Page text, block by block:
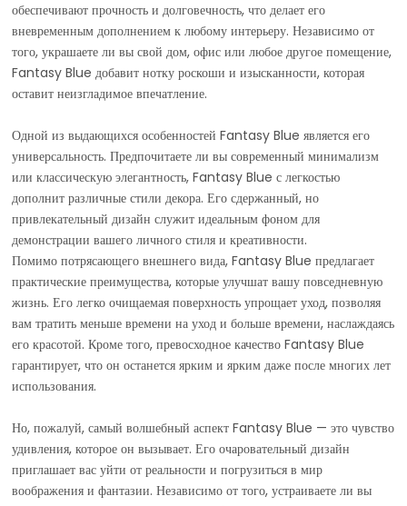
обеспечивают прочность и долговечность, что делает его
вневременным дополнением к любому интерьеру. Независимо от
того, украшаете ли вы свой дом, офис или любое другое помещение,
Fantasy Blue добавит нотку роскоши и изысканности, которая
оставит неизгладимое впечатление.
Одной из выдающихся особенностей Fantasy Blue является его
универсальность. Предпочитаете ли вы современный минимализм
или классическую элегантность, Fantasy Blue с легкостью
дополнит различные стили декора. Его сдержанный, но
привлекательный дизайн служит идеальным фоном для
демонстрации вашего личного стиля и креативности.
Помимо потрясающего внешнего вида, Fantasy Blue предлагает
практические преимущества, которые улучшат вашу повседневную
жизнь. Его легко очищаемая поверхность упрощает уход, позволяя
вам тратить меньше времени на уход и больше времени, наслаждаясь
его красотой. Кроме того, превосходное качество Fantasy Blue
гарантирует, что он останется ярким и ярким даже после многих лет
использования.
Но, пожалуй, самый волшебный аспект Fantasy Blue — это чувство
удивления, которое он вызывает. Его очаровательный дизайн
приглашает вас уйти от реальности и погрузиться в мир
воображения и фантазии. Независимо от того, устраиваете ли вы